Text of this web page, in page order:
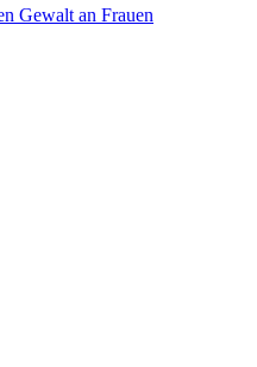
Gewalt an Frauen